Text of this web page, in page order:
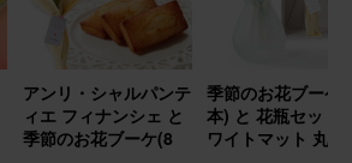
アンリ・シャルパンテ
ィエ フィナンシェ と
季節のお花ブーケ(8
季節のお花ブーケ
本) と 花瓶セット(
ワイトマット 丸型)